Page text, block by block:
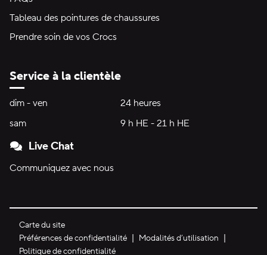
Tableau des pointures de chaussures
Prendre soin de vos Crocs
Service à la clientèle
Heures d'ouverture:
dim - ven dimanche à vendredi24 heures24 heures
sam
9 h HE - 21 h HE9 h HE - 21 h HE
Live Chat
Communiquez avec nous
Carte du site
Préférences de confidentialité
Modalités d’utilisation
Politique de confidentialité